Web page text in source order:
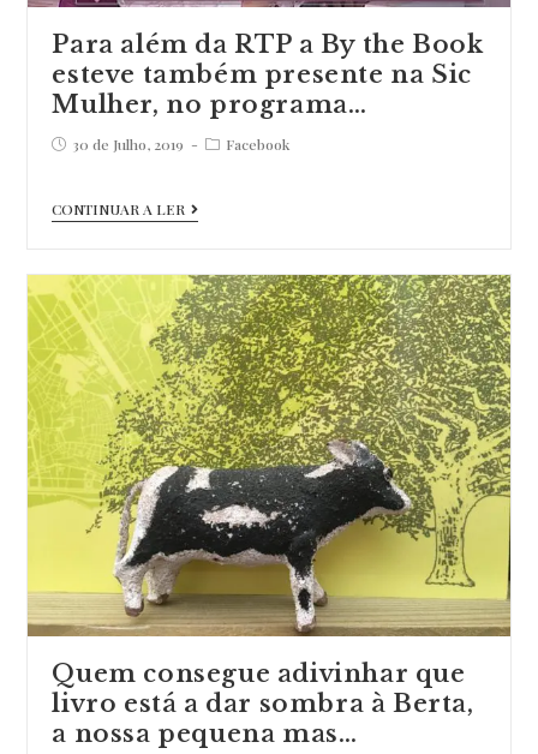
título
sobre
as
Para além da RTP a By the Book
esteve também presente na Sic
Mulher, no programa…
Post30 de Julho, 2019
PostFacebook
CONTINUAR A LER
Para
da
RTP
a
By
the
Book
esteve
também
presente
na
Sic
Mulher,
programa…
Quem consegue adivinhar que
livro está a dar sombra à Berta,
a nossa pequena mas…